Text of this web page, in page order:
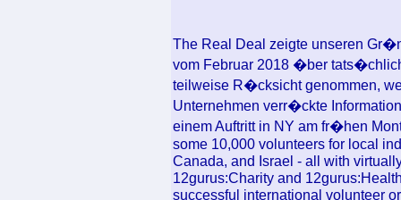
The Real Deal zeigte unseren
vom Februar 2018 �ber
teilweise R�cksicht genommen,
Unternehmen verr�ckte
einem Auftritt in NY am fr�hen
some 10,000 volunteers for local
Canada, and Israel - all with
12gurus:Charity and
successful international volunteer